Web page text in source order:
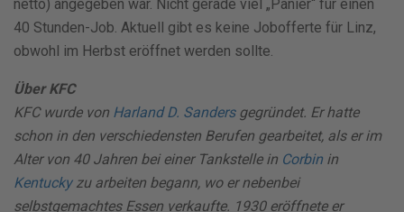
netto) angegeben war. Nicht gerade viel „Panier“ für einen
40 Stunden-Job. Aktuell gibt es keine Jobofferte für Linz,
obwohl im Herbst eröffnet werden sollte.
Über KFC
KFC wurde von Harland D. Sandersgegründet. Er hatte
schon in den verschiedensten Berufen gearbeitet, als er im
Alter von 40 Jahren bei einer Tankstelle in Corbin in
Kentuckyzu arbeiten begann, wo er nebenbei
selbstgemachtes Essen verkaufte. 1930 eröffnete er